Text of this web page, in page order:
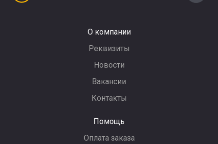
О компании
Реквизиты
Новости
Вакансии
Контакты
Помощь
Оплата заказа